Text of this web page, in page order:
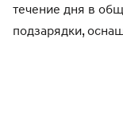
течение дня в
подзарядки,